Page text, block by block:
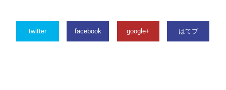
twitter facebook google+ はてブ